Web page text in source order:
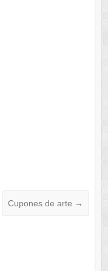
Cupones de arte →